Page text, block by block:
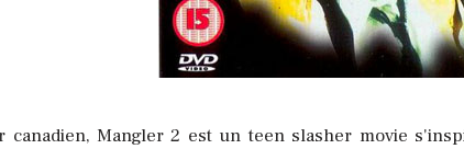
canadien, Mangler 2 est un teen slasher movie